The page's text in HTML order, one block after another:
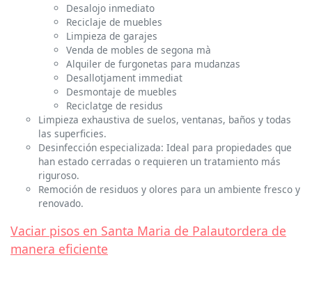
Desalojo inmediato
Reciclaje de muebles
Limpieza de garajes
Venda de mobles de segona mà
Alquiler de furgonetas para mudanzas
Desallotjament immediat
Desmontaje de muebles
Reciclatge de residus
Limpieza exhaustiva de suelos, ventanas, baños y todas
las superficies.
Desinfección especializada: Ideal para propiedades que
han estado cerradas o requieren un tratamiento más
riguroso.
Remoción de residuos y olores para un ambiente fresco y
renovado.
Vaciar pisos en Santa Maria de Palautordera de
manera eficiente